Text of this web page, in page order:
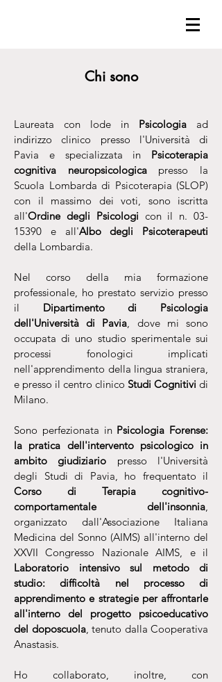
Laureata con lode in Psicologia ad
indirizzo clinico presso l'Università di
Pavia e specializzata in Psicoterapia
cognitiva neuropsicologicapresso la
Scuola Lombarda di Psicoterapia (SLOP)
con il massimo dei voti, sono iscritta
all'Ordine degli Psicologi con il n.03-
15390 e all'Albo degli Psicoterapeuti
della Lombardia.
Nel corso della mia formazione
professionale, ho prestato servizio presso
il Dipartimento di Psicologia
dell'Università di Pavia, dove mi sono
occupata di uno studio sperimentale sui
processi fonologici implicati
nell'apprendimento della lingua straniera,
e presso il centro clinico Studi Cognitivi di
Milano.
Sono perfezionata in Psicologia Forense:
la pratica dell'intervento psicologico in
ambito giudiziario presso l'Università
degli Studi di Pavia, ho frequentato il
Corso di Terapia cognitivo-
comportamentale dell'insonnia,
organizzato dall'Associazione Italiana
Medicina del Sonno (AIMS) all'interno del
XXVII Congresso Nazionale AIMS, e il
Laboratorio intensivo sul metodo di
studio: difficoltà nel processo di
apprendimento e strategie per affrontarle
all'interno del progetto psicoeducativo
del doposcuola, tenuto dalla Cooperativa
Anastasis.
Ho collaborato, inoltre, con
Chi sono